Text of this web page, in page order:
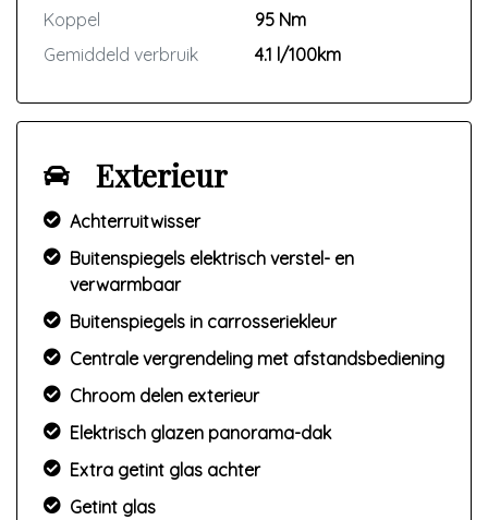
Koppel
95 Nm
Gemiddeld verbruik
4.1 l/100km
Exterieur
Achterruitwisser
Buitenspiegels elektrisch verstel- en
verwarmbaar
Buitenspiegels in carrosseriekleur
Centrale vergrendeling met afstandsbediening
Chroom delen exterieur
Elektrisch glazen panorama-dak
Extra getint glas achter
Getint glas